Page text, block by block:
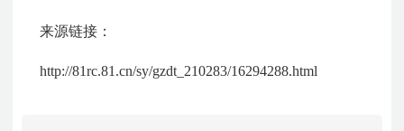
来源链接：
http://81rc.81.cn/sy/gzdt_210283/16294288.html